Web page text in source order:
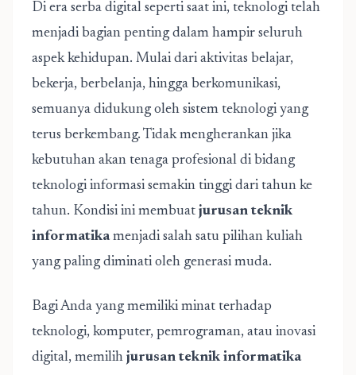
Di era serba digital seperti saat ini, teknologi telah
menjadi bagian penting dalam hampir seluruh
aspek kehidupan. Mulai dari aktivitas belajar,
bekerja, berbelanja, hingga berkomunikasi,
semuanya didukung oleh sistem teknologi yang
terus berkembang. Tidak mengherankan jika
kebutuhan akan tenaga profesional di bidang
teknologi informasi semakin tinggi dari tahun ke
tahun. Kondisi ini membuat jurusan teknik
informatikamenjadi salah satu pilihan kuliah
yang paling diminati oleh generasi muda.
Bagi Anda yang memiliki minat terhadap
teknologi, komputer, pemrograman, atau inovasi
digital, memilih jurusan teknik informatika